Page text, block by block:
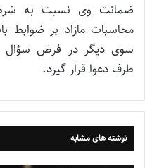
ضمانت وی نسبت به
محاسبات مازاد بر ضوابط
سوی دیگر در فرض سؤال
طرف دعوا قرار گیرد.
نوشته های مشابه